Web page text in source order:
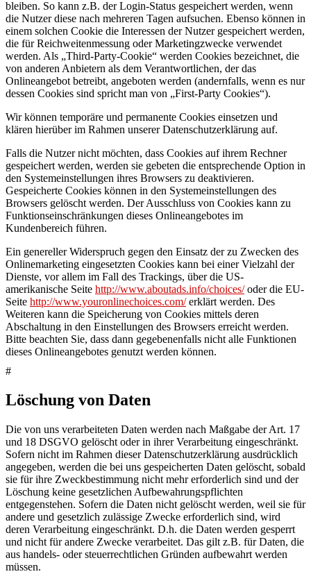
bleiben. So kann z.B. der Login-Status gespeichert werden, wenn
die Nutzer diese nach mehreren Tagen aufsuchen. Ebenso können in
einem solchen Cookie die Interessen der Nutzer gespeichert werden,
die für Reichweitenmessung oder Marketingzwecke verwendet
werden. Als „Third-Party-Cookie“ werden Cookies bezeichnet, die
von anderen Anbietern als dem Verantwortlichen, der das
Onlineangebot betreibt, angeboten werden (andernfalls, wenn es nur
dessen Cookies sind spricht man von „First-Party Cookies“).
Wir können temporäre und permanente Cookies einsetzen und
klären hierüber im Rahmen unserer Datenschutzerklärung auf.
Falls die Nutzer nicht möchten, dass Cookies auf ihrem Rechner
gespeichert werden, werden sie gebeten die entsprechende Option in
den Systemeinstellungen ihres Browsers zu deaktivieren.
Gespeicherte Cookies können in den Systemeinstellungen des
Browsers gelöscht werden. Der Ausschluss von Cookies kann zu
Funktionseinschränkungen dieses Onlineangebotes im
Kundenbereich führen.
Ein genereller Widerspruch gegen den Einsatz der zu Zwecken des
Onlinemarketing eingesetzten Cookies kann bei einer Vielzahl der
Dienste, vor allem im Fall des Trackings, über die US-
amerikanische Seite http://www.aboutads.info/choices/oder die EU-
Seite http://www.youronlinechoices.com/erklärt werden. Des
Weiteren kann die Speicherung von Cookies mittels deren
Abschaltung in den Einstellungen des Browsers erreicht werden.
Bitte beachten Sie, dass dann gegebenenfalls nicht alle Funktionen
dieses Onlineangebotes genutzt werden können.
#
Löschung von Daten
Die von uns verarbeiteten Daten werden nach Maßgabe der Art. 17
und 18 DSGVO gelöscht oder in ihrer Verarbeitung eingeschränkt.
Sofern nicht im Rahmen dieser Datenschutzerklärung ausdrücklich
angegeben, werden die bei uns gespeicherten Daten gelöscht, sobald
sie für ihre Zweckbestimmung nicht mehr erforderlich sind und der
Löschung keine gesetzlichen Aufbewahrungspflichten
entgegenstehen. Sofern die Daten nicht gelöscht werden, weil sie für
andere und gesetzlich zulässige Zwecke erforderlich sind, wird
deren Verarbeitung eingeschränkt. D.h. die Daten werden gesperrt
und nicht für andere Zwecke verarbeitet. Das gilt z.B. für Daten, die
aus handels- oder steuerrechtlichen Gründen aufbewahrt werden
müssen.